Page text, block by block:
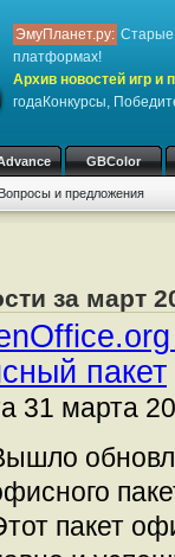
ЭмуПланет.ру: Старые
платформах!
Архив новостей игр и
годаКонкурсы,
GBColor
и предложения
за март
пакет
31 марта
пакет